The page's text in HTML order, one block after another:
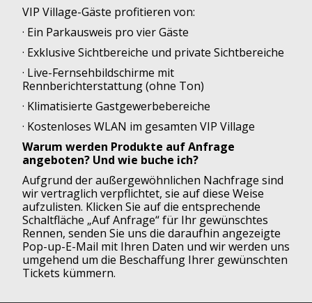
VIP Village-Gäste profitieren von:
· Ein Parkausweis pro vier Gäste
· Exklusive Sichtbereiche und private Sichtbereiche
· Live-Fernsehbildschirme mit
Rennberichterstattung (ohne Ton)
· Klimatisierte Gastgewerbebereiche
· Kostenloses WLAN im gesamten VIP Village
Warum werden Produkte auf Anfrage
angeboten? Und wie buche ich?
Aufgrund der außergewöhnlichen Nachfrage sind
wir vertraglich verpflichtet, sie auf diese Weise
aufzulisten. Klicken Sie auf die entsprechende
Schaltfläche „Auf Anfrage“ für Ihr gewünschtes
Rennen, senden Sie uns die daraufhin angezeigte
Pop-up-E-Mail mit Ihren Daten und wir werden uns
umgehend um die Beschaffung Ihrer gewünschten
Tickets kümmern.